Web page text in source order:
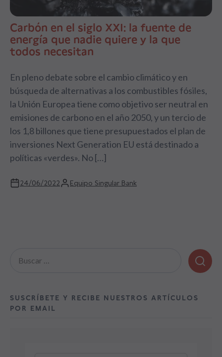
Carbón en el siglo XXI: la fuente de
energía que nadie quiere y la que
todos necesitan
En pleno debate sobre el cambio climático y en
búsqueda de alternativas a los combustibles fósiles,
la Unión Europea tiene como objetivo ser neutral en
emisiones de carbono en el año 2050, y un tercio de
los 1,8 billones que tiene presupuestados el plan de
inversiones Next Generation EU está destinado a
políticas «verdes». No […]
24/06/2022 Equipo Singular Bank
SUSCRÍBETE Y RECIBE NUESTROS ARTÍCULOS
POR EMAIL